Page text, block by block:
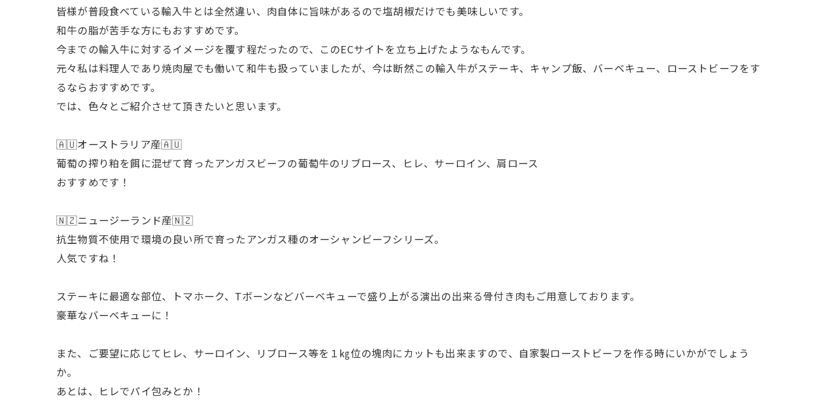
皆様が普段食べている輸入牛とは全然違い、肉自体に旨味があるので塩胡椒だけでも美味しいです。
和牛の脂が苦手な方にもおすすめです。
今までの輸入牛に対するイメージを覆す程だったので、このECサイトを立ち上げたようなもんです。
元々私は料理人であり焼肉屋でも働いて和牛も扱っていましたが、今は断然この輸入牛がステーキ、キャンプ飯、バーベキュー、ローストビーフをす
るならおすすめです。
では、色々とご紹介させて頂きたいと思います。
🇦🇺オーストラリア産🇦🇺
葡萄の搾り粕を餌に混ぜて育ったアンガスビーフの葡萄牛のリブロース、ヒレ、サーロイン、肩ロース
おすすめです！
🇳🇿ニュージーランド産🇳🇿
抗生物質不使用で環境の良い所で育ったアンガス種のオーシャンビーフシリーズ。
人気ですね！
ステーキに最適な部位、トマホーク、Tボーンなどバーベキューで盛り上がる演出の出来る骨付き肉もご用意しております。
豪華なバーベキューに！
また、ご要望に応じてヒレ、サーロイン、リブロース等を１㎏位の塊肉にカットも出来ますので、自家製ローストビーフを作る時にいかがでしょう
か。
あとは、ヒレでパイ包みとか！